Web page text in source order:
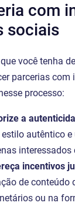
com
sociais
você tenha
parcerias
processo:
a
autêntico
incentivos
de conteúdo
ou na